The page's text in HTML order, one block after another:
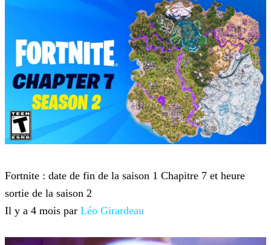
Fortnite : date de fin de la saison 1 Chapitre 7 et heure
sortie de la saison 2
Il y a 4 mois par Léo Girardeau